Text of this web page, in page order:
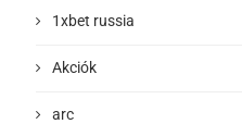
1xbet russia
Akciók
arc